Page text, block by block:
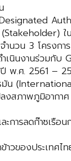
ใ
ำนวน 3 โครง
เนินงานร่วมกั
พ.ศ. 2561 –
น
ลงสภาพภูมิอา
การลดก๊าซเรื
ข้าวของประเท